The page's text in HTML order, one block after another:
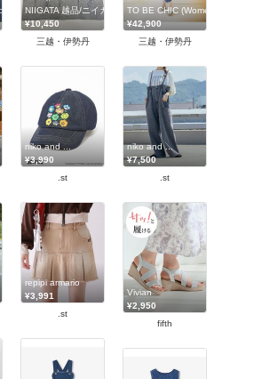
ピエールマントゥー
NIIGATA 越品/ニイガタ エッピン
¥10,450
三越・伊勢丹
TO BE CHIC (Women)/トゥー ビ
¥42,900
三越・伊勢丹
niko and ...
¥3,990
.st
niko and ...
¥7,500
.st
repipi armario
¥3,991
.st
Vivian
¥2,950
fifth